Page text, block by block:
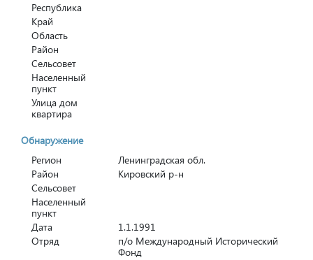
Республика
Край
Область
Район
Сельсовет
Населенный
пункт
Улица дом
квартира
Обнаружение
Регион
Ленинградская обл.
Район
Кировский р-н
Сельсовет
Населенный
пункт
Дата
1.1.1991
Отряд
п/о Международный Исторический
Фонд